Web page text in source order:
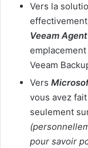
Vers la
Veeam
Veeam
Vers
vous avez
seulement
pour savoir